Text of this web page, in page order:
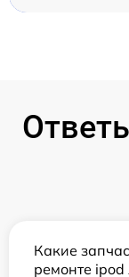
Какие
ремонте